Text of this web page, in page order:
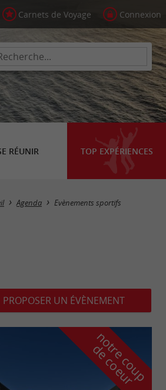
Carnets de Voyage Connexion
RÉUNIR TOP EXPÉRIENCES
Masquer la carte
Agenda Evènements sportifs
PROPOSER UN ÉVÈNEMENT
n
o
t
r
e
c
o
u
p
d
e
c
o
e
u
r